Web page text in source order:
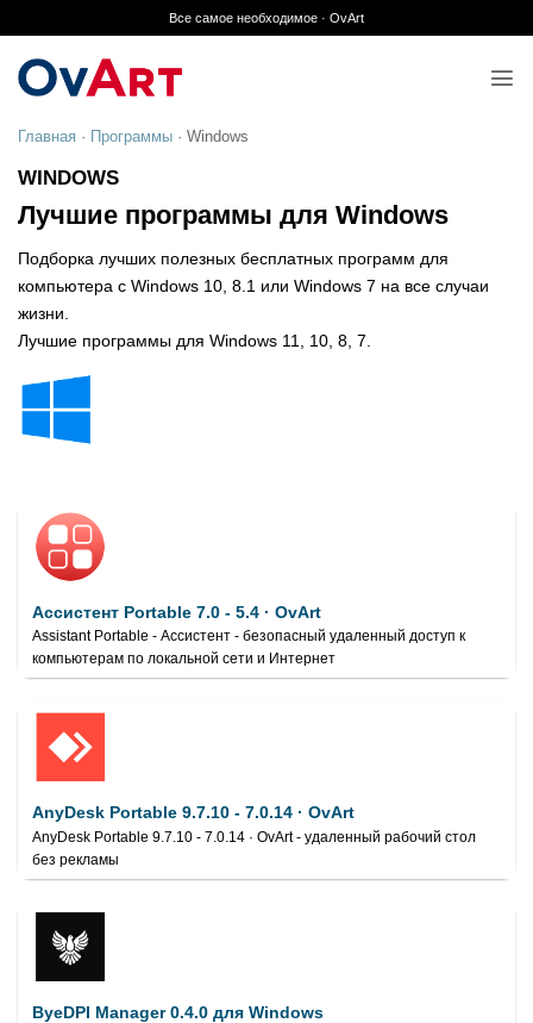
to
content
Все самое необходимое · OvArt
Главная · Программы · Windows
WINDOWS
Лучшие программы для Windows
Подборка лучших полезных бесплатных программ для
компьютера с Windows 10, 8.1 или Windows 7 на все случаи
жизни.
Лучшие программы для Windows 11, 10, 8, 7.
Ассистент Portable 7.0 - 5.4 · OvArt
Assistant Portable - Ассистент - безопасный удаленный доступ к
компьютерам по локальной сети и Интернет
AnyDesk Portable 9.7.10 - 7.0.14 · OvArt
AnyDesk Portable 9.7.10 - 7.0.14 · OvArt - удаленный рабочий стол
без рекламы
ByeDPI Manager 0.4.0 для Windows